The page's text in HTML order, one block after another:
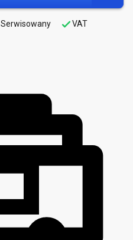
Serwisowany
VAT